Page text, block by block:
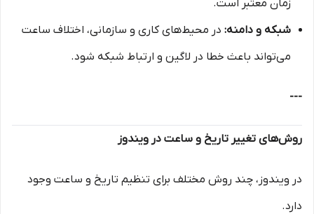
زمان معتبر است.
شبکه و دامنه: در محیط‌های کاری و سازمانی، اختلاف ساعت
می‌تواند باعث خطا در لاگین و ارتباط شبکه شود.
---
روش‌های تغییر تاریخ و ساعت در ویندوز
در ویندوز، چند روش مختلف برای تنظیم تاریخ و ساعت وجود
دارد.